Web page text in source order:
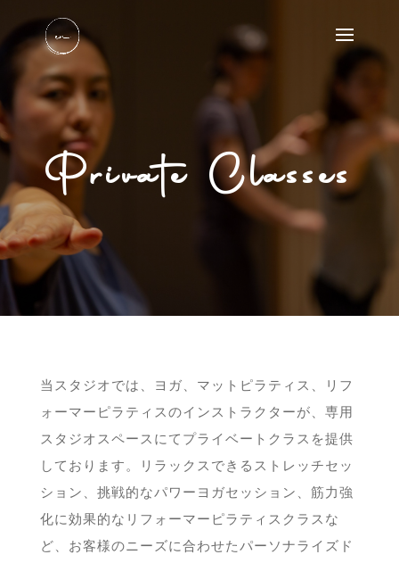
Private Classes
当スタジオでは、ヨガ、マットピラティス、リフ
ォーマーピラティスのインストラクターが、専用
スタジオスペースにてプライベートクラスを提供
しております。リラックスできるストレッチセッ
ション、挑戦的なパワーヨガセッション、筋力強
化に効果的なリフォーマーピラティスクラスな
ど、お客様のニーズに合わせたパーソナライズド